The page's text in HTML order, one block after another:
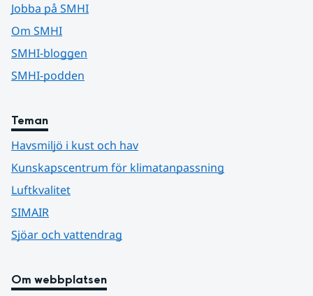
Jobba på SMHI
Om SMHI
SMHI-bloggen
SMHI-podden
Teman
Havsmiljö i kust och hav
Kunskapscentrum för klimatanpassning
Luftkvalitet
SIMAIR
Sjöar och vattendrag
Om webbplatsen